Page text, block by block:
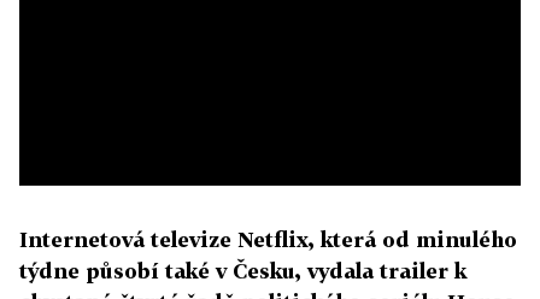
Internetová televize Netflix, která od minulého
týdne působí také v Česku, vydala trailer k